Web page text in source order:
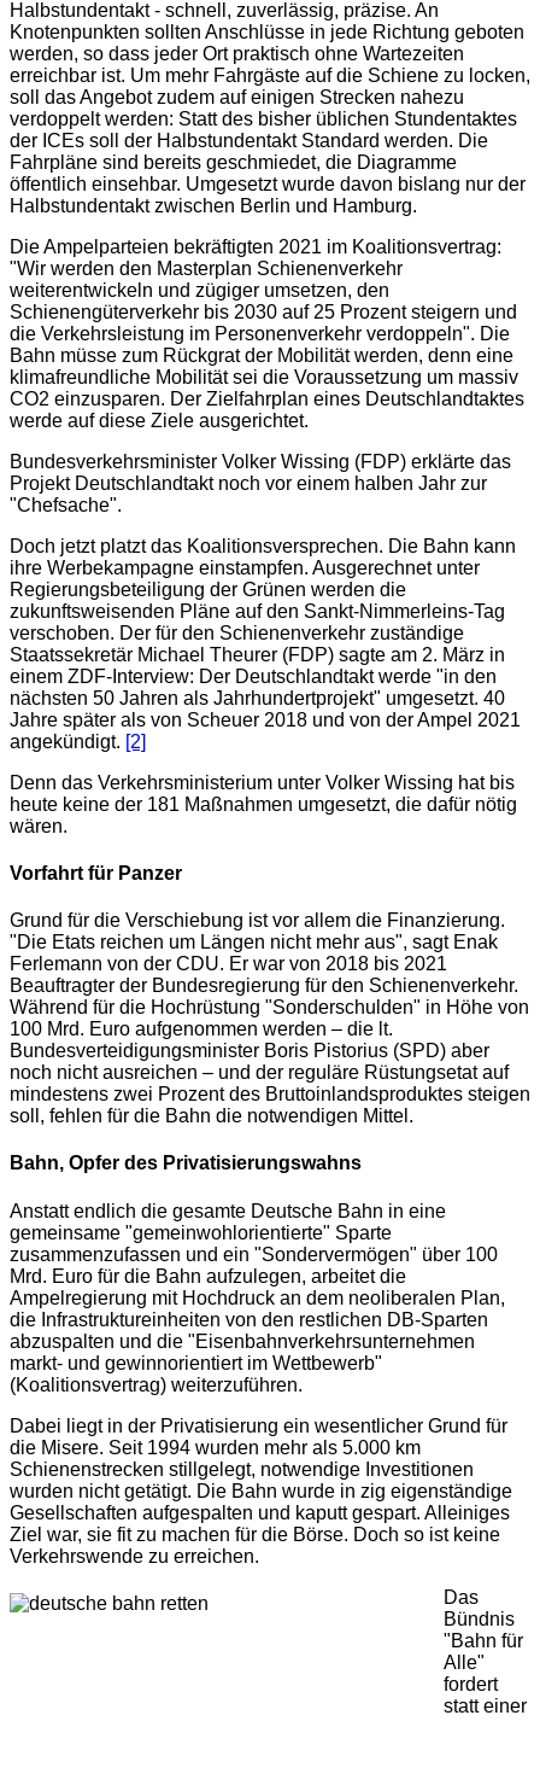
Halbstundentakt - schnell, zuverlässig, präzise. An
Knotenpunkten sollten Anschlüsse in jede Richtung geboten
werden, so dass jeder Ort praktisch ohne Wartezeiten
erreichbar ist. Um mehr Fahrgäste auf die Schiene zu locken,
soll das Angebot zudem auf einigen Strecken nahezu
verdoppelt werden: Statt des bisher üblichen Stundentaktes
der ICEs soll der Halbstundentakt Standard werden. Die
Fahrpläne sind bereits geschmiedet, die Diagramme
öffentlich einsehbar. Umgesetzt wurde davon bislang nur der
Halbstundentakt zwischen Berlin und Hamburg.
Die Ampelparteien bekräftigten 2021 im Koalitionsvertrag:
"Wir werden den Masterplan Schienenverkehr
weiterentwickeln und zügiger umsetzen, den
Schienengüterverkehr bis 2030 auf 25 Prozent steigern und
die Verkehrsleistung im Personenverkehr verdoppeln". Die
Bahn müsse zum Rückgrat der Mobilität werden, denn eine
klimafreundliche Mobilität sei die Voraussetzung um massiv
CO2 einzusparen. Der Zielfahrplan eines Deutschlandtaktes
werde auf diese Ziele ausgerichtet.
Bundesverkehrsminister Volker Wissing (FDP) erklärte das
Projekt Deutschlandtakt noch vor einem halben Jahr zur
"Chefsache".
Doch jetzt platzt das Koalitionsversprechen. Die Bahn kann
ihre Werbekampagne einstampfen. Ausgerechnet unter
Regierungsbeteiligung der Grünen werden die
zukunftsweisenden Pläne auf den Sankt-Nimmerleins-Tag
verschoben. Der für den Schienenverkehr zuständige
Staatssekretär Michael Theurer (FDP) sagte am 2. März in
einem ZDF-Interview: Der Deutschlandtakt werde "in den
nächsten 50 Jahren als Jahrhundertprojekt" umgesetzt. 40
Jahre später als von Scheuer 2018 und von der Ampel 2021
angekündigt. [2]
Denn das Verkehrsministerium unter Volker Wissing hat bis
heute keine der 181 Maßnahmen umgesetzt, die dafür nötig
wären.
Vorfahrt für Panzer
Grund für die Verschiebung ist vor allem die Finanzierung.
"Die Etats reichen um Längen nicht mehr aus", sagt Enak
Ferlemann von der CDU. Er war von 2018 bis 2021
Beauftragter der Bundesregierung für den Schienenverkehr.
Während für die Hochrüstung "Sonderschulden" in Höhe von
100 Mrd. Euro aufgenommen werden – die lt.
Bundesverteidigungsminister Boris Pistorius (SPD) aber
noch nicht ausreichen – und der reguläre Rüstungsetat auf
mindestens zwei Prozent des Bruttoinlandsproduktes steigen
soll, fehlen für die Bahn die notwendigen Mittel.
Bahn, Opfer des Privatisierungswahns
Anstatt endlich die gesamte Deutsche Bahn in eine
gemeinsame "gemeinwohlorientierte" Sparte
zusammenzufassen und ein "Sondervermögen" über 100
Mrd. Euro für die Bahn aufzulegen, arbeitet die
Ampelregierung mit Hochdruck an dem neoliberalen Plan,
die Infrastruktureinheiten von den restlichen DB-Sparten
abzuspalten und die "Eisenbahnverkehrsunternehmen
markt- und gewinnorientiert im Wettbewerb"
(Koalitionsvertrag) weiterzuführen.
Dabei liegt in der Privatisierung ein wesentlicher Grund für
die Misere. Seit 1994 wurden mehr als 5.000 km
Schienenstrecken stillgelegt, notwendige Investitionen
wurden nicht getätigt. Die Bahn wurde in zig eigenständige
Gesellschaften aufgespalten und kaputt gespart. Alleiniges
Ziel war, sie fit zu machen für die Börse. Doch so ist keine
Verkehrswende zu erreichen.
Das
Bündnis
"Bahn für
Alle"
fordert
statt einer